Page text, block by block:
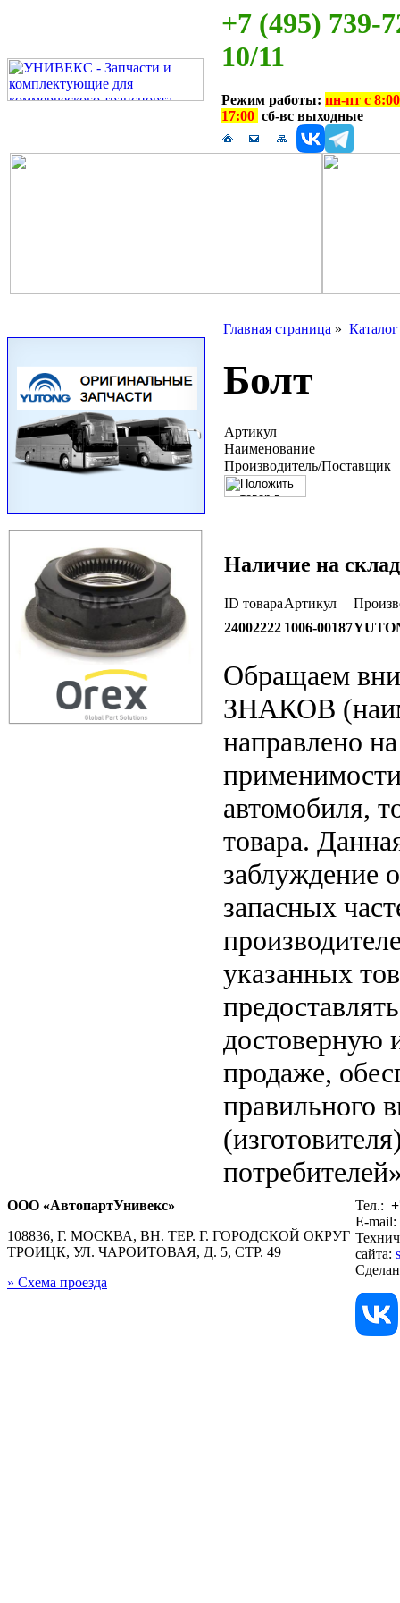
+7 (495) 739-
10/11
Режим работы: пн-пт с
17:00 сб-вс выходные
Главная страница » Каталог
Болт
Артикул
Наименование
Производитель/Поставщик
Наличие на
ID товараАртикул
24002222 1006-00187
Обращаем
ЗНАКОВ
направлено
автомобиля,
товара.
заблуждение
запасных
указанных
достоверную
продаже,
правильного
ООО «АвтопартУнивекс»
108836, Г. МОСКВА, ВН. ТЕР. Г. ГОРОДСКОЙ ОКРУГ
ТРОИЦК, УЛ. ЧАРОИТОВАЯ, Д. 5, СТР. 49
» Схема проезда
Тел.:
E-mail:
сайта: